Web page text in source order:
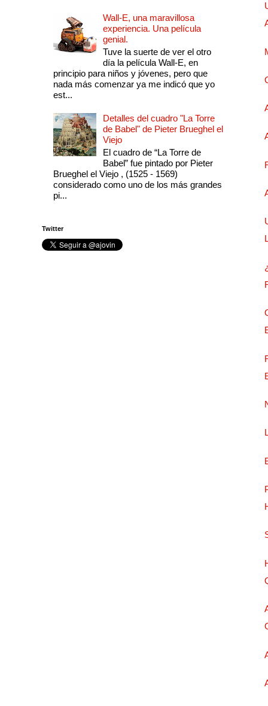
Wall-E, una maravillosa
experiencia. Una película
genial.
Tuve la suerte de ver el otro
día la película Wall-E, en
principio para niños y jóvenes, pero que
nada más comenzar ya me indicó que yo
est...
Detalles del cuadro "La Torre
de Babel" de Pieter Brueghel el
Viejo
El cuadro de “La Torre de
Babel” fue pintado por Pieter
Brueghel el Viejo , (1525 - 1569)
considerado como uno de los más grandes
pi...
Twitter